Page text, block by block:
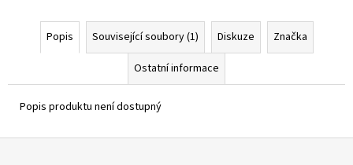
Popis Související soubory (1) Diskuze
Značka
Ostatní informace
Popis produktu není dostupný
Z